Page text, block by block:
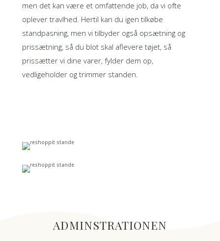
men det kan være et omfattende job, da vi ofte
oplever travlhed. Hertil kan du igen tilkøbe
standpasning, men vi tilbyder også opsætning og
prissætning, så du blot skal aflevere tøjet, så
prissætter vi dine varer, fylder dem op,
vedligeholder og trimmer standen.
ADMINSTRATIONEN